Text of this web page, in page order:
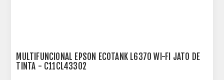
MULTIFUNCIONAL EPSON ECOTANK L6370 WI-FI JATO DE
TINTA - C11CL43302